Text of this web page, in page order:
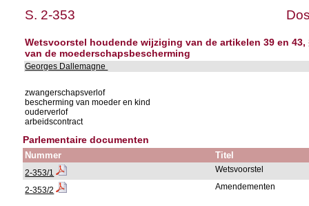
S. 2-353
Wetsvoorstel houdende wijziging van de artikelen 39 en
van de moederschapsbescherming
Georges Dallemagne
zwangerschapsverlof
bescherming van moeder en kind
ouderverlof
arbeidscontract
Parlementaire documenten
Nummer Titel
2-353/1 Wetsvoorstel
2-353/2 Amendementen